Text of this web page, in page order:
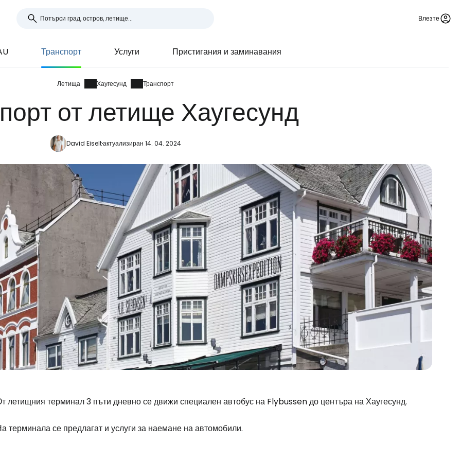
Влезте
Транспорт Услуги Пристигания и заминавания
Летища Хаугесунд Транспорт
от летище Хаугесунд
David Eiseltактуализиран 14. 04. 2024
летищния терминал 3 пъти дневно се движи специален автобус на Flybussen до центъра на Хаугесунд.
терминала се предлагат и услуги за наемане на автомобили.